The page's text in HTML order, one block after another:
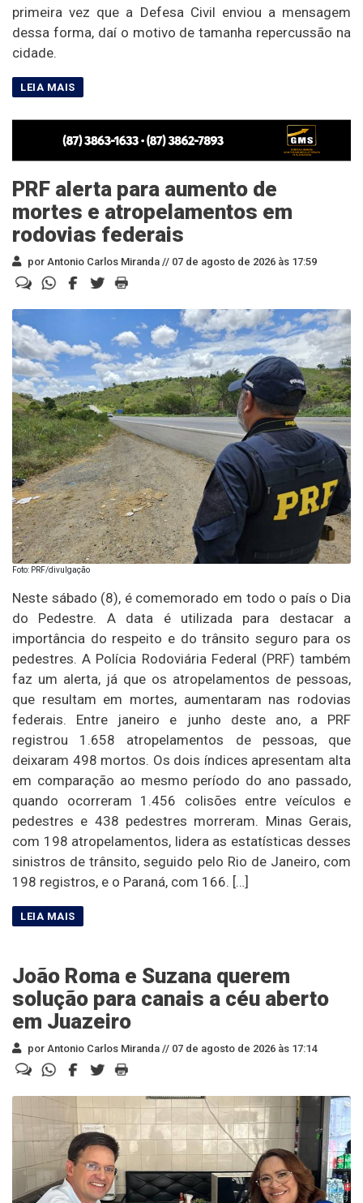
primeira vez que a Defesa Civil enviou a mensagem
dessa forma, daí o motivo de tamanha repercussão na
cidade.
PRF alerta para aumento de
mortes e atropelamentos em
rodovias federais
por Antonio Carlos Miranda // 07 de agosto de 2026 às 17:59
Foto: PRF/divulgação
Neste sábado (8), é comemorado em todo o país o Dia
do Pedestre. A data é utilizada para destacar a
importância do respeito e do trânsito seguro para os
pedestres. A Polícia Rodoviária Federal (PRF) também
faz um alerta, já que os atropelamentos de pessoas,
que resultam em mortes, aumentaram nas rodovias
federais. Entre janeiro e junho deste ano, a PRF
registrou 1.658 atropelamentos de pessoas, que
deixaram 498 mortos. Os dois índices apresentam alta
em comparação ao mesmo período do ano passado,
quando ocorreram 1.456 colisões entre veículos e
pedestres e 438 pedestres morreram. Minas Gerais,
com 198 atropelamentos, lidera as estatísticas desses
sinistros de trânsito, seguido pelo Rio de Janeiro, com
198 registros, e o Paraná, com 166. […]
João Roma e Suzana querem
solução para canais a céu aberto
em Juazeiro
por Antonio Carlos Miranda // 07 de agosto de 2026 às 17:14